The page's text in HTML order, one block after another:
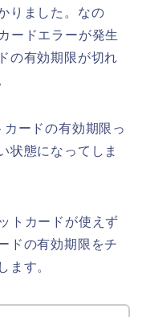
りました。なの
ードエラーが発生
の有効期限が切れ
ードの有効期限っ
状態になってしま
トカードが使えず
ドの有効期限をチ
ます。